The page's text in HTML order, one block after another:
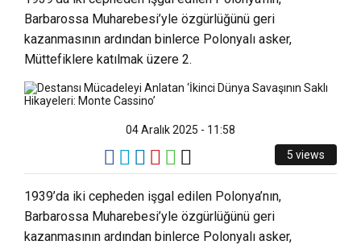
Barbarossa Muharebesi’yle özgürlüğünü geri
kazanmasının ardından binlerce Polonyalı asker,
Müttefiklere katılmak üzere 2.
04 Aralık 2025 - 11:58
5 views
1939’da iki cepheden işgal edilen Polonya’nın,
Barbarossa Muharebesi’yle özgürlüğünü geri
kazanmasının ardından binlerce Polonyalı asker,